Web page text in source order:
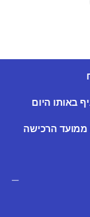
באותו היום